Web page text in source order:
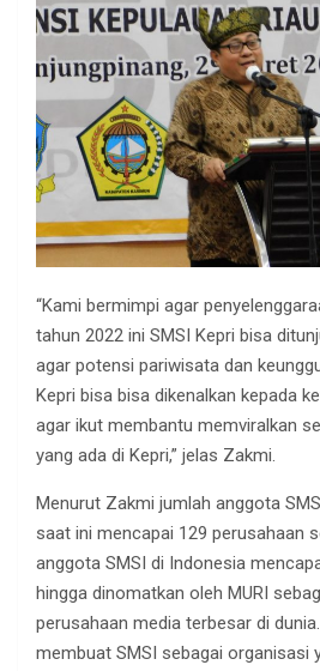
“Kami bermimpi agar
tahun 2022 ini SMSI Kepri bisa
agar potensi pariwisata dan
Kepri bisa bisa dikenalkan kepada
agar ikut membantu memviralkan
yang ada di Kepri,” jelas Zakmi.
Menurut Zakmi jumlah anggota
saat ini mencapai 129 perusahaan
anggota SMSI di Indonesia
hingga dinomatkan oleh MURI
perusahaan media terbesar di
membuat SMSI sebagai organisasi